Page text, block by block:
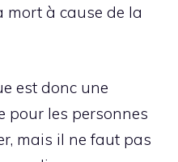
mort à cause de la
est donc une
pour les personnes
mais il ne faut pas